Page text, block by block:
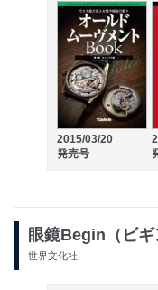
2015/03/20
発売号
眼鏡Begin（ビギ
世界文化社